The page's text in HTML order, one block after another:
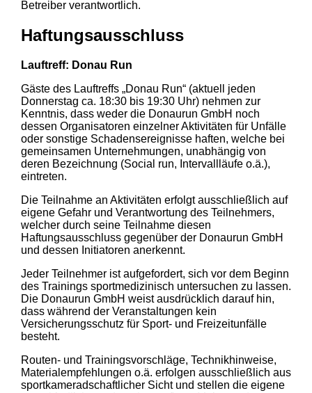
Betreiber verantwortlich.
Haftungsausschluss
Lauftreff: Donau Run
Gäste des Lauftreffs „Donau Run“ (aktuell jeden
Donnerstag ca. 18:30 bis 19:30 Uhr) nehmen zur
Kenntnis, dass weder die Donaurun GmbH noch
dessen Organisatoren einzelner Aktivitäten für Unfälle
oder sonstige Schadensereignisse haften, welche bei
gemeinsamen Unternehmungen, unabhängig von
deren Bezeichnung (Social run, Intervallläufe o.ä.),
eintreten.
Die Teilnahme an Aktivitäten erfolgt ausschließlich auf
eigene Gefahr und Verantwortung des Teilnehmers,
welcher durch seine Teilnahme diesen
Haftungsausschluss gegenüber der Donaurun GmbH
und dessen Initiatoren anerkennt.
Jeder Teilnehmer ist aufgefordert, sich vor dem Beginn
des Trainings sportmedizinisch untersuchen zu lassen.
Die Donaurun GmbH weist ausdrücklich darauf hin,
dass während der Veranstaltungen kein
Versicherungsschutz für Sport- und Freizeitunfälle
besteht.
Routen- und Trainingsvorschläge, Technikhinweise,
Materialempfehlungen o.ä. erfolgen ausschließlich aus
sportkameradschaftlicher Sicht und stellen die eigene